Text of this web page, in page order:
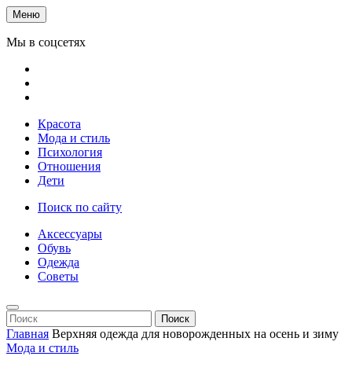
Меню
Мы в соцсетях
Красота
Мода и стиль
Психология
Отношения
Дети
Поиск по сайту
Аксессуары
Обувь
Одежда
Советы
Поиск
Главная Верхняя одежда для новорожденных на осень и зиму
Мода и стиль